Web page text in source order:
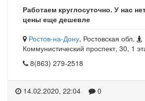
Работаем круглосуточно. У нас
цены еще дешевле
Ростов-на-Дону, Ростовская обл.
Коммунистический проспект, 30, 1
8(863) 279-2518
14.02.2020, 22:04 0